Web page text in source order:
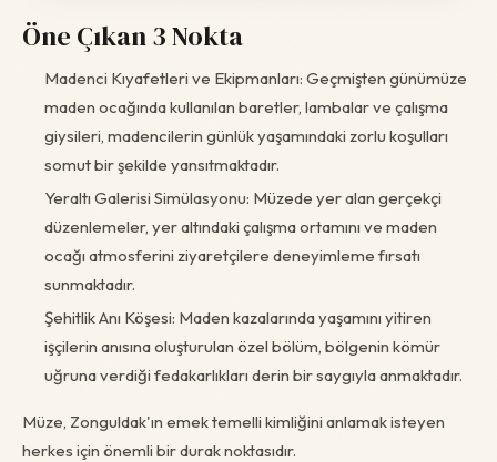
Öne Çıkan 3 Nokta
Madenci Kıyafetleri ve Ekipmanları: Geçmişten günümüze
maden ocağında kullanılan baretler, lambalar ve çalışma
giysileri, madencilerin günlük yaşamındaki zorlu koşulları
somut bir şekilde yansıtmaktadır.
Yeraltı Galerisi Simülasyonu: Müzede yer alan gerçekçi
düzenlemeler, yer altındaki çalışma ortamını ve maden
ocağı atmosferini ziyaretçilere deneyimleme fırsatı
sunmaktadır.
Şehitlik Anı Köşesi: Maden kazalarında yaşamını yitiren
işçilerin anısına oluşturulan özel bölüm, bölgenin kömür
uğruna verdiği fedakarlıkları derin bir saygıyla anmaktadır.
Müze, Zonguldak'ın emek temelli kimliğini anlamak isteyen
herkes için önemli bir durak noktasıdır.